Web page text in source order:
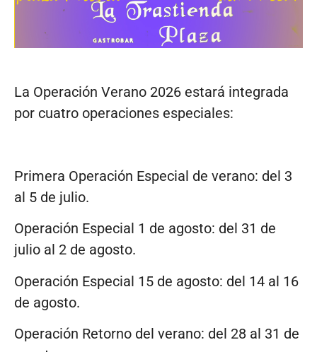
La Operación Verano 2026 estará integrada
por cuatro operaciones especiales:
Primera Operación Especial de verano: del 3
al 5 de julio.
Operación Especial 1 de agosto: del 31 de
julio al 2 de agosto.
Operación Especial 15 de agosto: del 14 al 16
de agosto.
Operación Retorno del verano: del 28 al 31 de